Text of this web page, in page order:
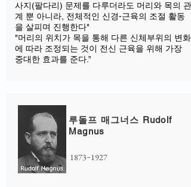
사지(팔다리) 문제를 다루더라도 머리와 목의 관
계 뿐 아니라, 전체적인 신경-근육의 조절 활동
을 살피며 진행한다"
"머리의 위치가 목을 통해 다른 신체부위의 변화
에 따라 조정되는 것이 전신 근육을 위해 가장
중대한 효과를 준다.”
루돌프 매그너스 Rudolf
Magnus
1873~1927